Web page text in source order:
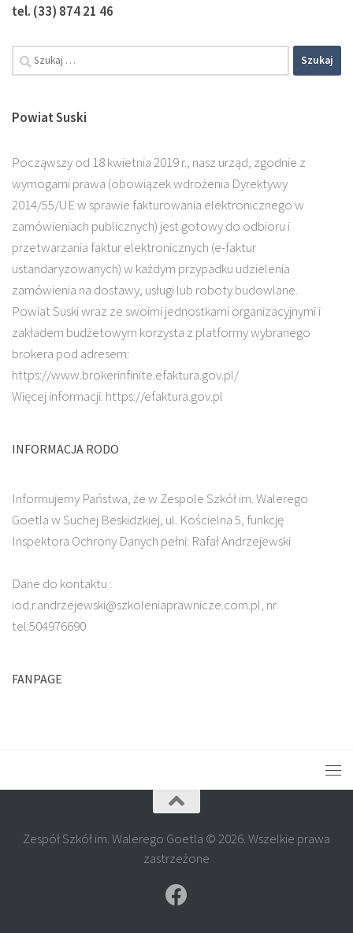
tel. (33) 874 21 46
Szukaj:
Powiat Suski
Począwszy od 18 kwietnia 2019 r., nasz urząd, zgodnie z
wymogami prawa (obowiązek wdrożenia Dyrektywy
2014/55/UE w sprawie fakturowania elektronicznego w
zamówieniach publicznych) jest gotowy do odbioru i
przetwarzania faktur elektronicznych (e-faktur
ustandaryzowanych) w każdym przypadku udzielenia
zamówienia na dostawy, usługi lub roboty budowlane.
Powiat Suski wraz ze swoimi jednostkami organizacyjnymi i
zakładem budżetowym korzysta z platformy wybranego
brokera pod adresem:
https://www.brokerinfinite.efaktura.gov.pl/
Więcej informacji: https://efaktura.gov.pl
INFORMACJA RODO
Informujemy Państwa, że w Zespole Szkół im. Walerego
Goetla w Suchej Beskidzkiej, ul. Kościelna 5, funkcję
Inspektora Ochrony Danych pełni: Rafał Andrzejewski
Dane do kontaktu :
iod.r.andrzejewski@szkoleniaprawnicze.com.pl, nr
tel:504976690
FANPAGE
Zespół Szkół im. Walerego Goetla © 2026. Wszelkie prawa
zastrzeżone